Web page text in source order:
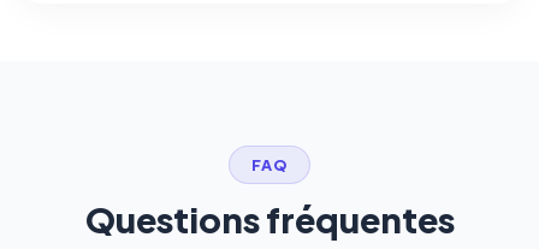
FAQ
Questions fréquentes